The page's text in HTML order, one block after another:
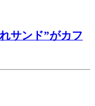
サンド”がカフ